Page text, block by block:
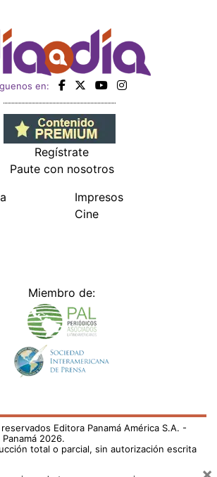
en:
Regístrate
Paute con nosotros
Impresos
Cine
Miembro de:
Editora Panamá América S.A. -
2026.
total o parcial, sin autorización escrita